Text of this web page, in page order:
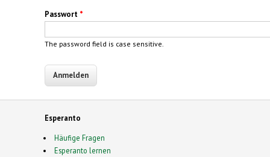
Passwort *
The password field is case sensitive.
Esperanto
Häufige Fragen
Esperanto lernen